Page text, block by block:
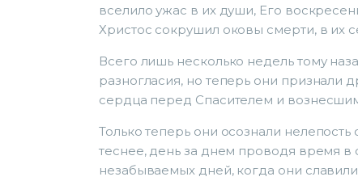
вселило ужас в их души, Его
Христос сокрушил оковы смерти, в их
Всего лишь несколько недель тому
разногласия, но теперь они признали
сердца перед Спасителем и
Только теперь они осознали
теснее, день за днем проводя время в
незабываемых дней, когда они